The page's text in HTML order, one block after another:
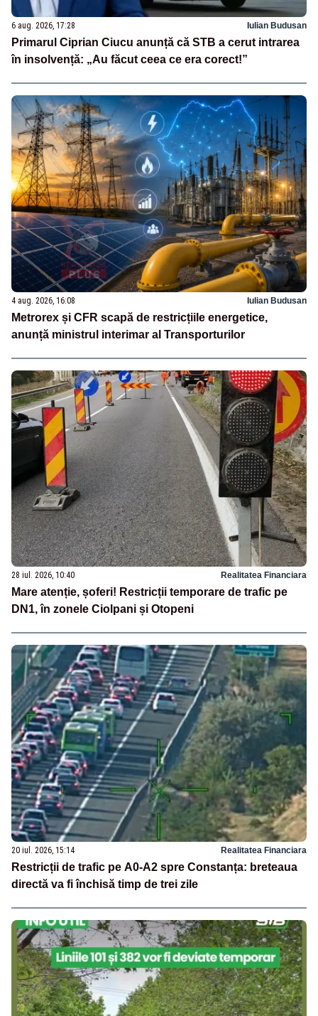
6 aug. 2026, 17:28 Iulian Budusan
Primarul Ciprian Ciucu anunță că STB a cerut intrarea
în insolvență: „Au făcut ceea ce era corect!”
4 aug. 2026, 16:08 Iulian Budusan
Metrorex și CFR scapă de restricțiile energetice,
anunță ministrul interimar al Transporturilor
28 iul. 2026, 10:40 Realitatea Financiara
Mare atenție, șoferi! Restricții temporare de trafic pe
DN1, în zonele Ciolpani și Otopeni
20 iul. 2026, 15:14 Realitatea Financiara
Restricții de trafic pe A0-A2 spre Constanța: breteaua
directă va fi închisă timp de trei zile